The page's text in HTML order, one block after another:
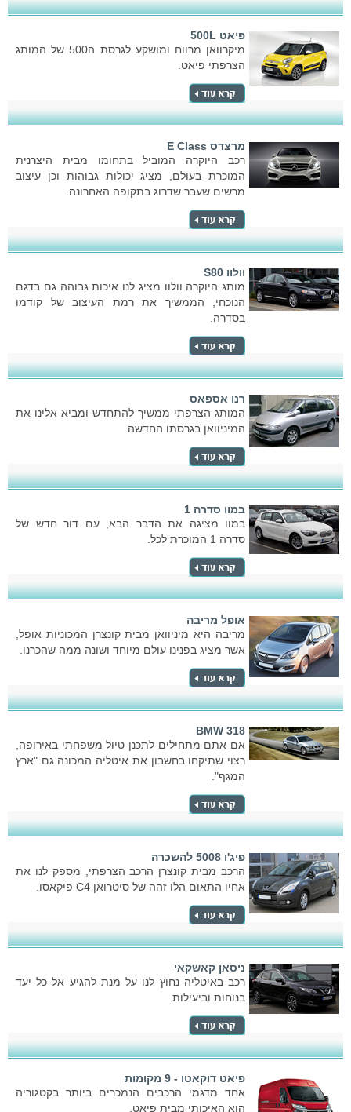
פיאט 500L
מיקרוואן מרווח ומושקע לגרסת ה500 של המותג
הצרפתי פיאט.
מרצדס E Class
רכב היוקרה המוביל בתחומו מבית היצרנית
המוכרת בעולם, מציג יכולות גבוהות וכן עיצוב
מרשים שעבר שדרוג בתקופה האחרונה.
וולוו S80
מותג היוקרה וולוו מציג לנו איכות גבוהה גם בדגם
הנוכחי, הממשיך את רמת העיצוב של קודמו
בסדרה.
רנו אספאס
המותג הצרפתי ממשיך להתחדש ומביא אלינו את
המיניוואן בגרסתו החדשה.
במוו סדרה 1
במוו מציגה את הדבר הבא, עם דור חדש של
סדרה 1 המוכרת לכל.
אופל מריבה
מריבה היא מיניוואן מבית קונצרן המכוניות אופל,
אשר מציג בפנינו עולם מיוחד ושונה ממה שהכרנו.
BMW 318
אם אתם מתחילים לתכנן טיול משפחתי באירופה,
רצוי שתיקחו בחשבון את איטליה המכונה גם "ארץ
המגף".
פיג'ו 5008 להשכרה
הרכב מבית קונצרן הרכב הצרפתי, מספק לנו את
אחיו התאום הלו זהה של סיטרואן C4 פיקאסו.
ניסאן קאשקאי
רכב באיטליה נחוץ לנו על מנת להגיע אל כל יעד
בנוחות וביעילות.
פיאט דוקאטו - 9 מקומות
אחד מדגמי הרכבים הנמכרים ביותר בקטגוריה
הוא האיכותי מבית פיאט.